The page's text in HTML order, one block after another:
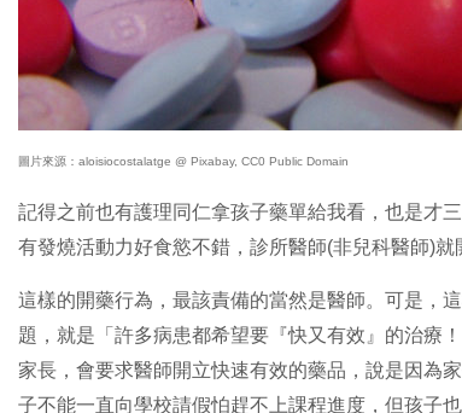
圖片來源：aloisiocostalatge @ Pixabay, CC0 Public Domain
記得之前也有護理同仁拿孩子藥單給我看，也是才
有發燒活動力好食慾不錯，診所醫師(非兒科醫師)
這樣的開藥行為，最該責備的當然是醫師。可是，
題，就是「許多病患都希望要『快又有效』的治療
家長，會要求醫師開立快速有效的藥品，說是因為
子不能一直向學校請假怕趕不上課程進度，但孩